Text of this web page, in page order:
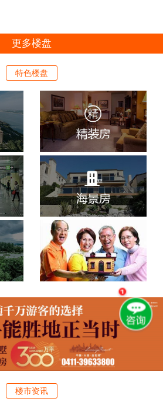
更多楼盘
特色楼盘
楼市资讯